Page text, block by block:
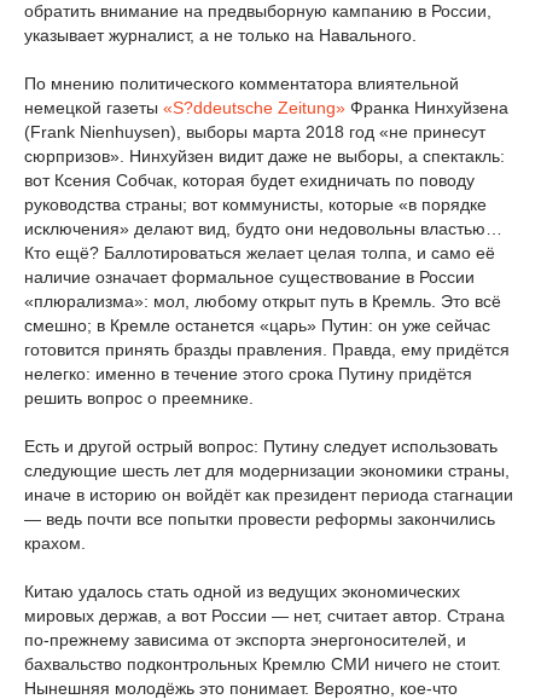
обратить внимание на предвыборную кампанию в России,
указывает журналист, а не только на Навального.
По мнению политического комментатора влиятельной
немецкой газеты «S?ddeutsche Zeitung» Франка Нинхуйзена
(Frank Nienhuysen), выборы марта 2018 год «не принесут
сюрпризов». Нинхуйзен видит даже не выборы, а спектакль:
вот Ксения Собчак, которая будет ехидничать по поводу
руководства страны; вот коммунисты, которые «в порядке
исключения» делают вид, будто они недовольны властью…
Кто ещё? Баллотироваться желает целая толпа, и само её
наличие означает формальное существование в России
«плюрализма»: мол, любому открыт путь в Кремль. Это всё
смешно; в Кремле останется «царь» Путин: он уже сейчас
готовится принять бразды правления. Правда, ему придётся
нелегко: именно в течение этого срока Путину придётся
решить вопрос о преемнике.
Есть и другой острый вопрос: Путину следует использовать
следующие шесть лет для модернизации экономики страны,
иначе в историю он войдёт как президент периода стагнации
— ведь почти все попытки провести реформы закончились
крахом.
Китаю удалось стать одной из ведущих экономических
мировых держав, а вот России — нет, считает автор. Страна
по-прежнему зависима от экспорта энергоносителей, и
бахвальство подконтрольных Кремлю СМИ ничего не стоит.
Нынешняя молодёжь это понимает. Вероятно, кое-что